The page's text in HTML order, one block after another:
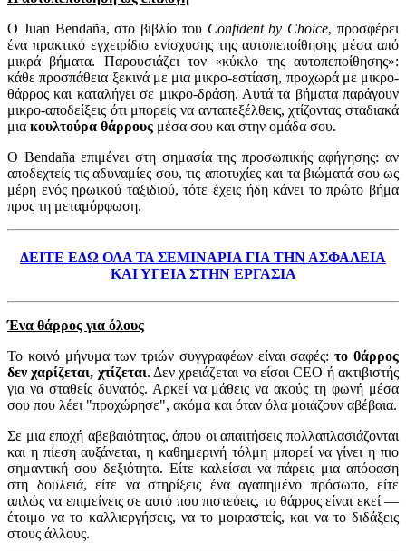
Ο Juan Bendaña, στο βιβλίο του Confident by Choice, προσφέρει
ένα πρακτικό εγχειρίδιο ενίσχυσης της αυτοπεποίθησης μέσα από
μικρά βήματα. Παρουσιάζει τον «κύκλο της αυτοπεποίθησης»:
κάθε προσπάθεια ξεκινά με μια μικρο-εστίαση, προχωρά με μικρο-
θάρρος και καταλήγει σε μικρο-δράση. Αυτά τα βήματα παράγουν
μικρο-αποδείξεις ότι μπορείς να ανταπεξέλθεις, χτίζοντας σταδιακά
μια κουλτούρα θάρρους μέσα σου και στην ομάδα σου.
Ο Bendaña επιμένει στη σημασία της προσωπικής αφήγησης: αν
αποδεχτείς τις αδυναμίες σου, τις αποτυχίες και τα βιώματά σου ως
μέρη ενός ηρωικού ταξιδιού, τότε έχεις ήδη κάνει το πρώτο βήμα
προς τη μεταμόρφωση.
ΔΕΙΤΕ ΕΔΩ ΟΛΑ ΤΑ ΣΕΜΙΝΑΡΙΑ ΓΙΑ ΤΗΝ ΑΣΦΑΛΕΙΑ
ΚΑΙ ΥΓΕΙΑ ΣΤΗΝ ΕΡΓΑΣΙΑ
Ένα θάρρος για όλους
Το κοινό μήνυμα των τριών συγγραφέων είναι σαφές:το θάρρος
δεν χαρίζεται, χτίζεται. Δεν χρειάζεται να είσαι CEO ή ακτιβιστής
για να σταθείς δυνατός. Αρκεί να μάθεις να ακούς τη φωνή μέσα
σου που λέει "προχώρησε", ακόμα και όταν όλα μοιάζουν αβέβαια.
Σε μια εποχή αβεβαιότητας, όπου οι απαιτήσεις πολλαπλασιάζονται
και η πίεση αυξάνεται, η καθημερινή τόλμη μπορεί να γίνει η πιο
σημαντική σου δεξιότητα. Είτε καλείσαι να πάρεις μια απόφαση
στη δουλειά, είτε να στηρίξεις ένα αγαπημένο πρόσωπο, είτε
απλώς να επιμείνεις σε αυτό που πιστεύεις, το θάρρος είναι εκεί —
έτοιμο να το καλλιεργήσεις, να το μοιραστείς, και να το διδάξεις
στους άλλους.